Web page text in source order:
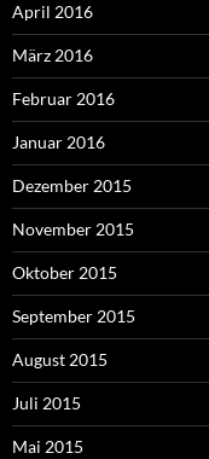
April 2016
März 2016
Februar 2016
Januar 2016
Dezember 2015
November 2015
Oktober 2015
September 2015
August 2015
Juli 2015
Mai 2015